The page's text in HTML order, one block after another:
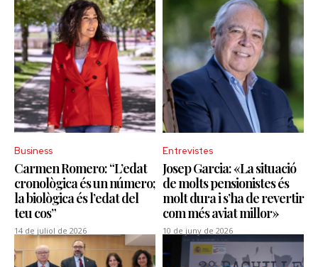
Business
Carmen Romero: “L’edat
cronològica és un número;
la biològica és l’edat del
teu cos”
14 de juliol de 2026
Entrevistes
Josep Garcia: «La situació
de molts pensionistes és
molt dura i s’ha de revertir
com més aviat millor»
10 de juny de 2026